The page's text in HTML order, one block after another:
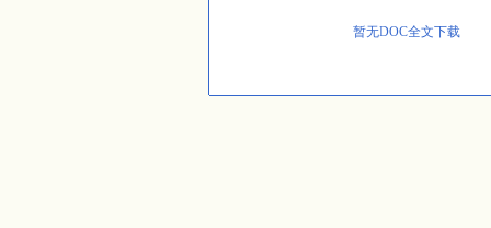
暂无DOC全文下载